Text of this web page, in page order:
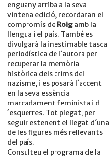
enguany arriba a la seva
vintena edició, recordaran el
compromís de Roig amb la
llengua i el país. També es
divulgarà la inestimable tasca
periodística de l´autora per
recuperar la memòria
històrica dels crims del
nazisme, i es posarà l´accent
en la seva essència
marcadament feminista i d
´esquerres. Tot plegat, per
seguir estenent el llegat d´una
de les figures més rellevants
del país.
Consulteu el programa de la